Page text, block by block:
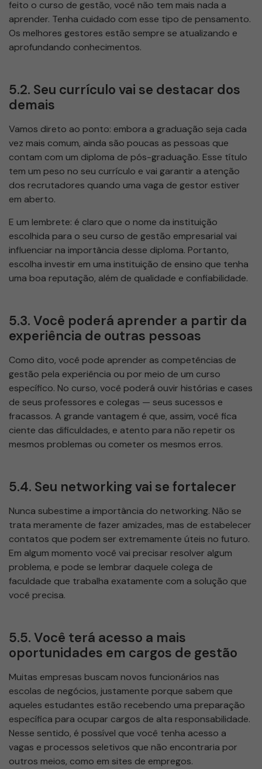
feito o curso de gestão, você não tem mais nada a
aprender. Tenha cuidado com esse tipo de pensamento.
Os melhores gestores estão sempre se atualizando e
aprofundando conhecimentos.
5.2. Seu currículo vai se destacar dos
demais
Vamos direto ao ponto: embora a graduação seja cada
vez mais comum, ainda são poucas as pessoas que
contam com um diploma de pós-graduação. Esse título
tem um peso no seu currículo e vai garantir a atenção
dos recrutadores quando uma vaga de gestor estiver
em aberto.
E um lembrete: é claro que o nome da instituição
escolhida para o seu curso de gestão empresarial vai
influenciar na importância desse diploma. Portanto,
escolha investir em uma instituição de ensino que tenha
uma boa reputação, além de qualidade e confiabilidade.
5.3. Você poderá aprender a partir da
experiência de outras pessoas
Como dito, você pode aprender as competências de
gestão pela experiência ou por meio de um curso
específico. No curso, você poderá ouvir histórias e cases
de seus professores e colegas — seus sucessos e
fracassos. A grande vantagem é que, assim, você fica
ciente das dificuldades, e atento para não repetir os
mesmos problemas ou cometer os mesmos erros.
5.4. Seu networking vai se fortalecer
Nunca subestime a importância do networking. Não se
trata meramente de fazer amizades, mas de estabelecer
contatos que podem ser extremamente úteis no futuro.
Em algum momento você vai precisar resolver algum
problema, e pode se lembrar daquele colega de
faculdade que trabalha exatamente com a solução que
você precisa.
5.5. Você terá acesso a mais
oportunidades em cargos de gestão
Muitas empresas buscam novos funcionários nas
escolas de negócios, justamente porque sabem que
aqueles estudantes estão recebendo uma preparação
específica para ocupar cargos de alta responsabilidade.
Nesse sentido, é possível que você tenha acesso a
vagas e processos seletivos que não encontraria por
outros meios, como em sites de empregos.